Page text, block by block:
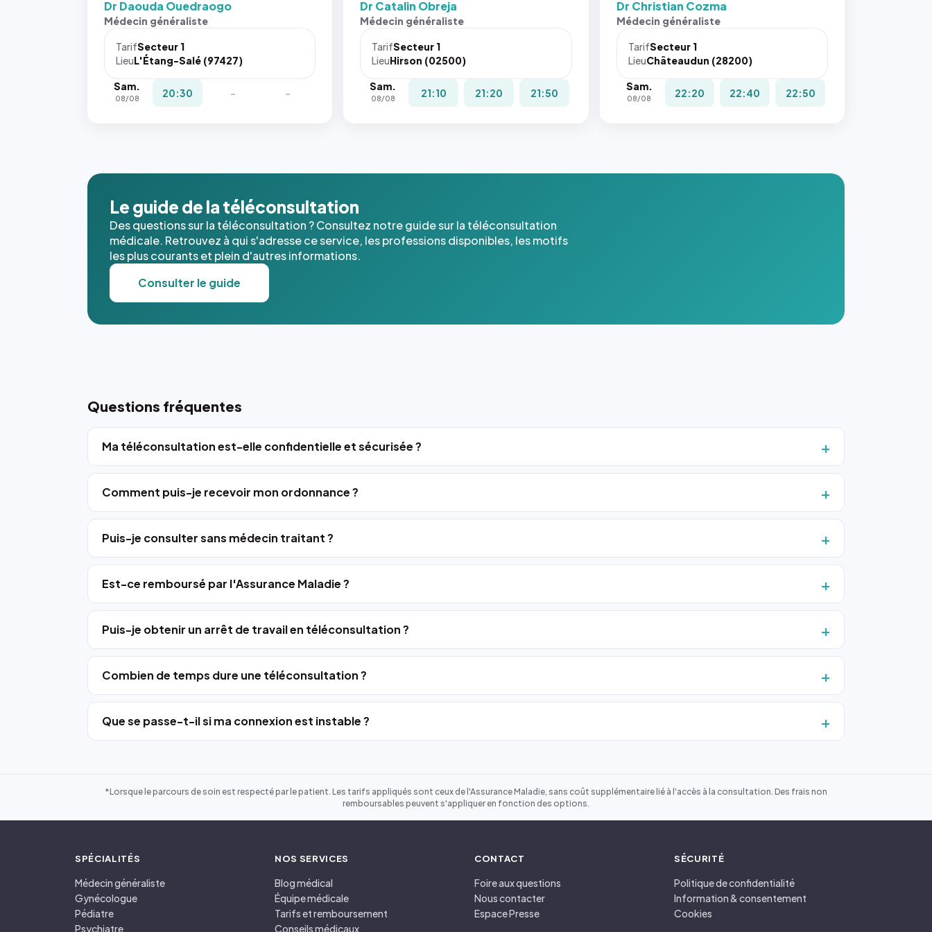
Dr Daouda Ouedraogo
Médecin généraliste
TarifSecteur 1
LieuL'Étang-Salé (97427)
Sam.
08/08 20:30 - -
Sans ces
navigateur
pas la
place, et
cas. #}
Dr Catalin Obreja
Médecin généraliste
TarifSecteur 1
LieuHirson (02500)
Sam.
08/08 21:10 21:20 21:50
Sans ces
navigateur
pas la
place, et
Dr Christian Cozma
Médecin généraliste
TarifSecteur 1
LieuChâteaudun (28200)
Sam.
08/08 22:20 22:40 22:50
Le guide de la téléconsultation
Des questions sur la téléconsultation ? Consultez notre guide sur la téléconsultation
médicale. Retrouvez à qui s'adresse ce service, les professions disponibles, les motifs
les plus courants et plein d'autres informations.
Consulter le guide
Questions fréquentes
Ma téléconsultation est-elle confidentielle et sécurisée ?
Comment puis-je recevoir mon ordonnance ?
Puis-je consulter sans médecin traitant ?
Est-ce remboursé par l'Assurance Maladie ?
Puis-je obtenir un arrêt de travail en téléconsultation ?
Combien de temps dure une téléconsultation ?
Que se passe-t-il si ma connexion est instable ?
*Lorsque le parcours de soin est respecté par le patient. Les tarifs appliqués sont ceux de l'Assurance Maladie, sans coût supplémentaire lié à l'accès à la consultation. Des frais non
remboursables peuvent s'appliquer en fonction des options.
SPÉCIALITÉS
Médecin généraliste
Gynécologue
Pédiatre
Psychiatre
NOS SERVICES
Blog médical
Équipe médicale
Tarifs et remboursement
Conseils médicaux
CONTACT
Foire aux questions
Nous contacter
Espace Presse
SÉCURITÉ
Politique de confidentialité
Information & consentement
Cookies